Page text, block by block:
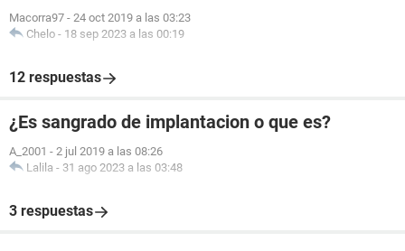
Macorra97 - 24 oct 2019 a las 03:23
Chelo - 18 sep 2023 a las 00:19
12 respuestas
¿Es sangrado de implantacion o que es?
A_2001 - 2 jul 2019 a las 08:26
Lalila - 31 ago 2023 a las 03:48
3 respuestas